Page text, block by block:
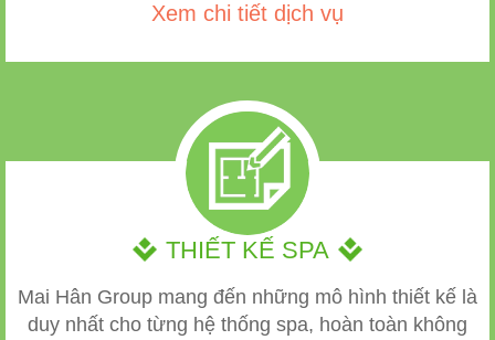
Xem chi tiết dịch vụ
THIẾT KẾ SPA
Mai Hân Group mang đến những mô hình thiết kế là
duy nhất cho từng hệ thống spa, hoàn toàn không